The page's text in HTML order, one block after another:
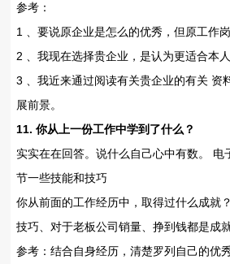
参考：
1 、要说原企业是怎么的优秀，但原工作
2 、我现在选择贵企业，是认为更适合本人
3 、我近来通过阅读有关贵企业的有关 资
展前景。
11. 你从上一份工作中学到了什么？
实实在在回答。说什么自己心中有数。 电
节一些技能和技巧
你从前面的工作经历中，取得过什么成就
技巧、对于老板公司销量、挣到钱都是成
参考：结合自身经历，清楚罗列自己的优